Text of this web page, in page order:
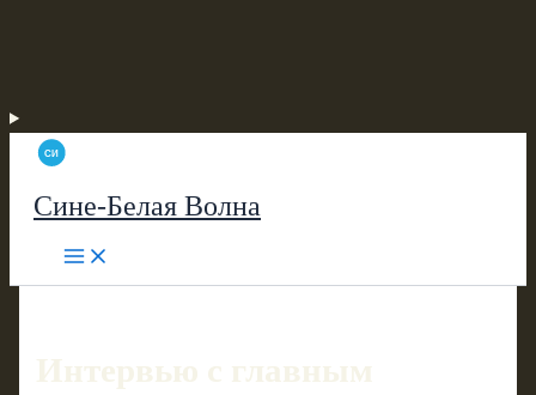
Сине-Белая Волна
Интервью с главным